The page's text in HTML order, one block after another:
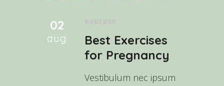
02
aug
Best Exercises
for Pregnancy
Vestibulum nec ipsum